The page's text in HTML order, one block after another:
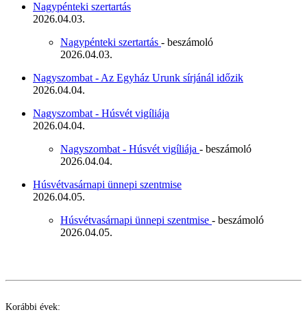
Nagypénteki szertartás
2026.04.03.
Nagypénteki szertartás - beszámoló
2026.04.03.
Nagyszombat - Az Egyház Urunk sírjánál időzik
2026.04.04.
Nagyszombat - Húsvét vigíliája
2026.04.04.
Nagyszombat - Húsvét vigíliája - beszámoló
2026.04.04.
Húsvétvasárnapi ünnepi szentmise
2026.04.05.
Húsvétvasárnapi ünnepi szentmise - beszámoló
2026.04.05.
Korábbi évek: